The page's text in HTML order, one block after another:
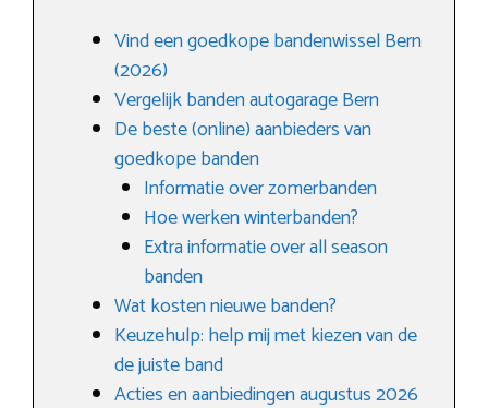
Vind een goedkope bandenwissel Bern
(2026)
Vergelijk banden autogarage Bern
De beste (online) aanbieders van
goedkope banden
Informatie over zomerbanden
Hoe werken winterbanden?
Extra informatie over all season
banden
Wat kosten nieuwe banden?
Keuzehulp: help mij met kiezen van de
de juiste band
Acties en aanbiedingen augustus 2026